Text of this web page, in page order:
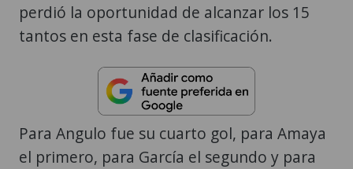
perdió la oportunidad de alcanzar los 15
tantos en esta fase de clasificación.
Para Angulo fue su cuarto gol, para Amaya
el primero, para García el segundo y para